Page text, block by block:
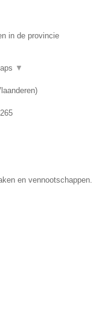
in de provincie
▼
)
en vennootschappen.